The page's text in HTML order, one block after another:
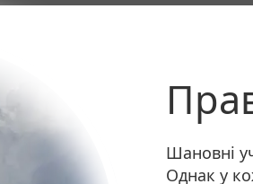
Шановні
Однак у